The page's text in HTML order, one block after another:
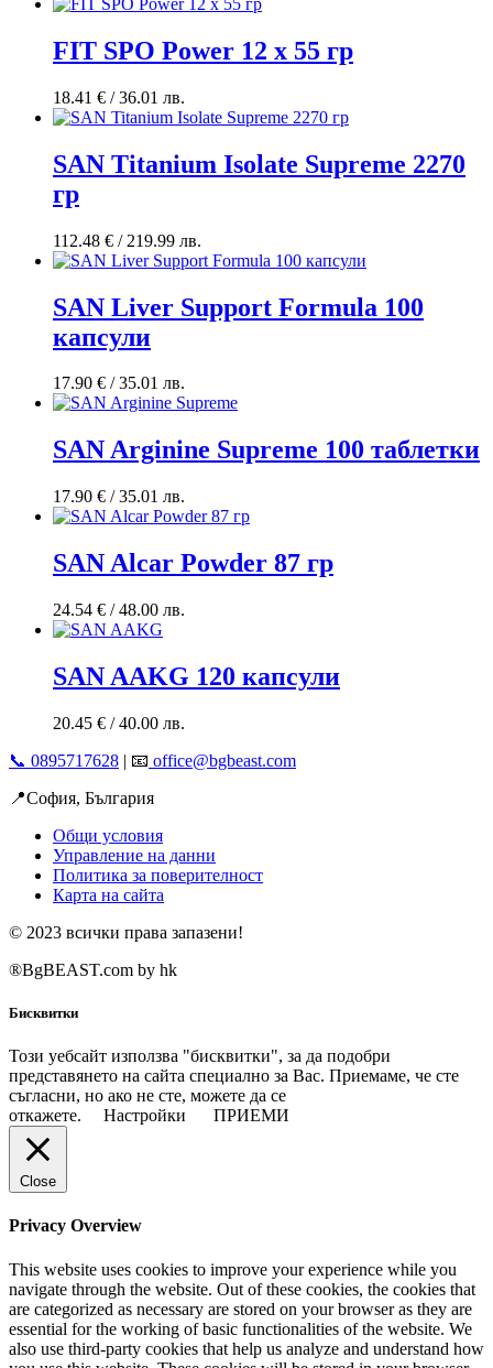
FIT SPO Рower 12 x 55 гр
18.41 € / 36.01 лв.
SAN Titanium Isolate Supreme 2270
гр
112.48 € / 219.99 лв.
SAN Liver Support Formula 100
капсули
17.90 € / 35.01 лв.
SAN Arginine Supreme 100 таблетки
17.90 € / 35.01 лв.
SAN Alcar Powder 87 гр
24.54 € / 48.00 лв.
SAN AAKG 120 капсули
20.45 € / 40.00 лв.
📞 0895717628 | 📧 office@bgbeast.com
📍София, България
Общи условия
Управление на данни
Политика за поверителност
Карта на сайта
© 2023 всички права запазени!
®BgBEAST.com by hk
Бисквитки
Този уебсайт използва "бисквитки", за да подобри
представянето на сайта специално за Вас. Приемаме, че сте
съгласни, но ако не сте, можете да се
откажете.
Настройки ПРИЕМИ
Close
Privacy Overview
This website uses cookies to improve your experience while you
navigate through the website. Out of these cookies, the cookies that
are categorized as necessary are stored on your browser as they are
essential for the working of basic functionalities of the website. We
also use third-party cookies that help us analyze and understand how